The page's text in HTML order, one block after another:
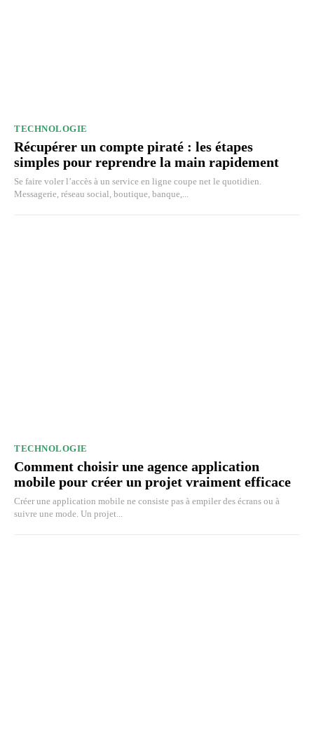
TECHNOLOGIE
Récupérer un compte piraté : les étapes
simples pour reprendre la main rapidement
Se faire voler l’accès à un service en ligne coupe net le quotidien.
Messagerie, réseau social, boutique, banque,...
TECHNOLOGIE
Comment choisir une agence application
mobile pour créer un projet vraiment efficace
Créer une application mobile ne consiste pas à empiler des écrans ou à
suivre une mode. Un projet...